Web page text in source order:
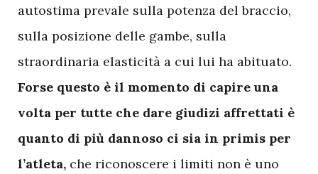
autostima prevale sulla potenza del braccio,
sulla posizione delle gambe, sulla
straordinaria elasticità a cui lui ha abituato.
Forse questo è il momento di capire una
volta per tutte che dare giudizi affrettati è
quanto di più dannoso ci sia in primis per
l’atleta, che riconoscere i limiti non è uno